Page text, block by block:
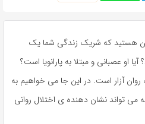
این هستید که شریک زندگی شما یک
او عصبانی و مبتلا به پارانویا است؟
آزار است. در این جا می خواهیم به
می تواند نشان دهنده ی اختلال روانی